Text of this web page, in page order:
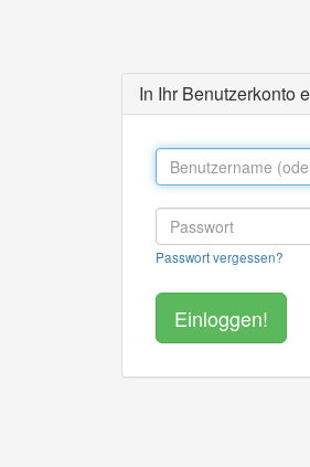
In Ihr Benutzerkonto
Passwort vergessen?